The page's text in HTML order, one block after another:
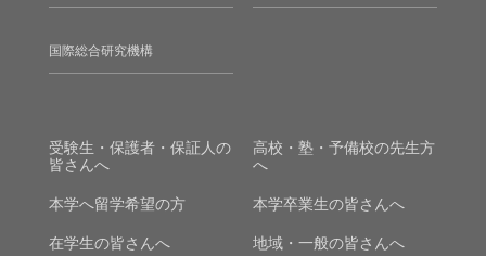
国際総合研究機構
受験生・保護者・保証人の
皆さんへ
高校・塾・予備校の先生方
へ
本学へ留学希望の方 本学卒業生の皆さんへ
在学生の皆さんへ 地域・一般の皆さんへ